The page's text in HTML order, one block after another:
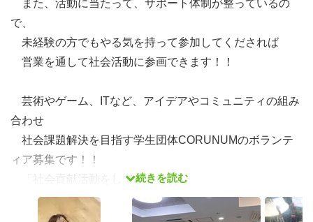
また、活動に当たって、サポート体制が整っているの
で、
未経験の方でもやる気を持って参加してくだされば
営業を通して社会活動に参画できます！！
芸術やゲーム、ITなど、アイデアやコミュニティの組み
合わせ
社会課題解決を目指す学生団体CORUNUMのボランテ
ィア募集です！！
「社会貢献活動をしてみたい！」
「ボランティアはやってみたいけど、難しそうで参加で
きなかった、、、」
続きを読む